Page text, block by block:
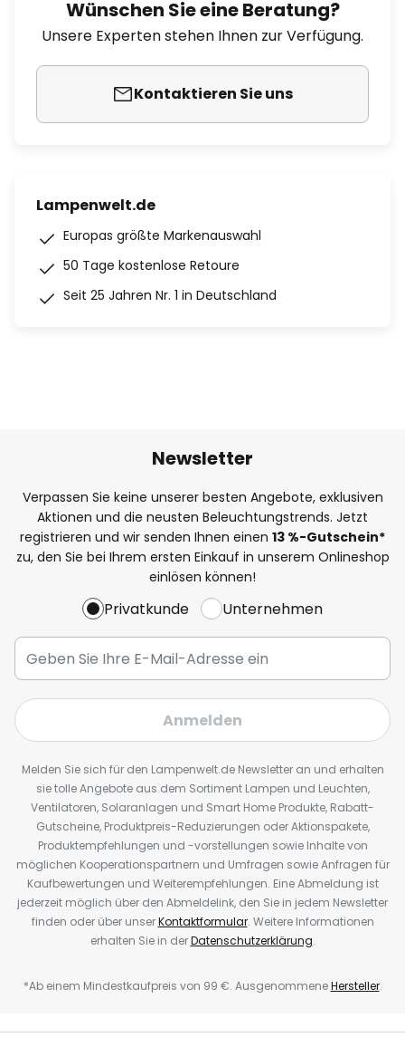
Wünschen Sie eine Beratung?
Unsere Experten stehen Ihnen zur Verfügung.
Kontaktieren Sie uns
Lampenwelt.de
Europas größte Markenauswahl
50 Tage kostenlose Retoure
Seit 25 Jahren Nr. 1 in Deutschland
Newsletter
Verpassen Sie keine unserer besten Angebote, exklusiven
Aktionen und die neusten Beleuchtungstrends. Jetzt
registrieren und wir senden Ihnen einen 13 %-Gutschein*
zu, den Sie bei Ihrem ersten Einkauf in unserem Onlineshop
einlösen können!
Privatkunde Unternehmen
Anmelden
Melden Sie sich für den Lampenwelt.de Newsletter an und erhalten
sie tolle Angebote aus dem Sortiment Lampen und Leuchten,
Ventilatoren, Solaranlagen und Smart Home Produkte, Rabatt-
Gutscheine, Produktpreis-Reduzierungen oder Aktionspakete,
Produktempfehlungen und -vorstellungen sowie Inhalte von
möglichen Kooperationspartnern und Umfragen sowie Anfragen für
Kaufbewertungen und Weiterempfehlungen. Eine Abmeldung ist
jederzeit möglich über den Abmeldelink, den Sie in jedem Newsletter
finden oder über unserKontaktformular. Weitere Informationen
erhalten Sie in derDatenschutzerklärung.
*Ab einem Mindestkaufpreis von 99 €. AusgenommeneHersteller.